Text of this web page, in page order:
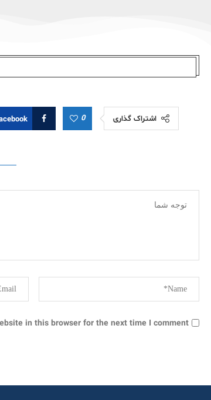
اشتراک گذاری 0
in this browser for the next time I comment.